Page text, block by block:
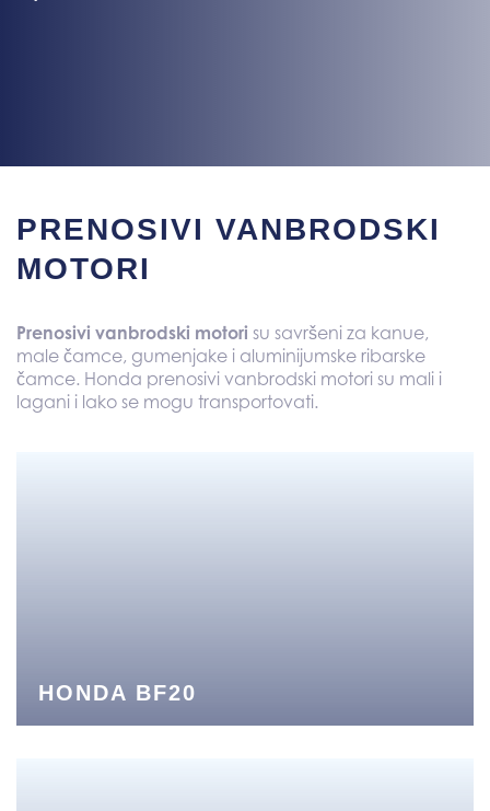
PRENOSIVI VANBRODSKI
MOTORI
Prenosivi vanbrodski motori su savršeni za kanue,
male čamce, gumenjake i aluminijumske ribarske
čamce. Honda prenosivi vanbrodski motori su mali i
lagani i lako se mogu transportovati.
HONDA BF20